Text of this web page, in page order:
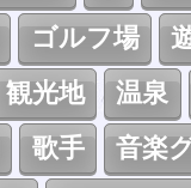
ゴルフ場
観光地
温泉
歌手
音楽